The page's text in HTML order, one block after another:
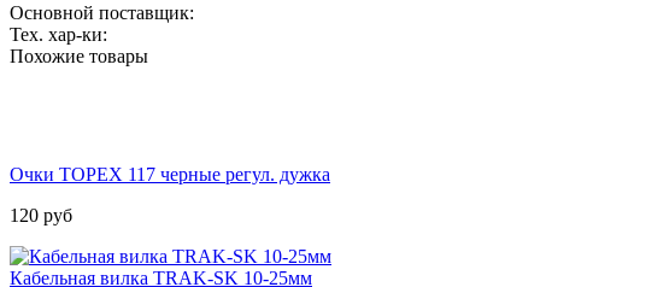
Основной поставщик:
Тех. хар-ки:
Похожие товары
Очки TOPEX 117 черные регул. дужка
120 руб
Кабельная вилка TRAK-SK 10-25мм